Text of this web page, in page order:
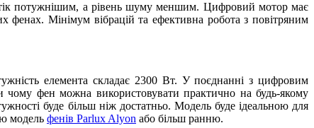
потужнішим, а рівень шуму меншим. Цифровий мотор має
фенах. Мінімум вібрацій та ефективна робота з повітряним
елемента складає 2300 Вт. У поєднанні з цифровим
фен можна використовувати практично на будь-якому
буде більш ніж достатньо. Модель буде ідеальною для
модель фенів Parlux Alyon або більш ранню.